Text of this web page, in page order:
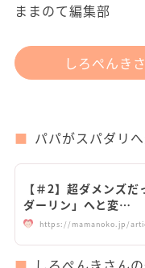
ままのて編集部
しろぺんき
パパがスパダリ
【＃2】超ダメンズ
ダーリン」へと変…
https://mamanoko.jp/